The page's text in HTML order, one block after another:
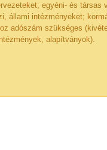
egyéni- és társas
állami intézményeket;
adószám szükséges
alapítványok).